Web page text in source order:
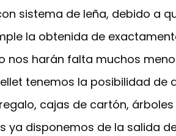
sistema de leña, debido a
la obtenida de
harán falta muchos
tenemos la posibilidad de
cajas de cartón,
disponemos de la salida